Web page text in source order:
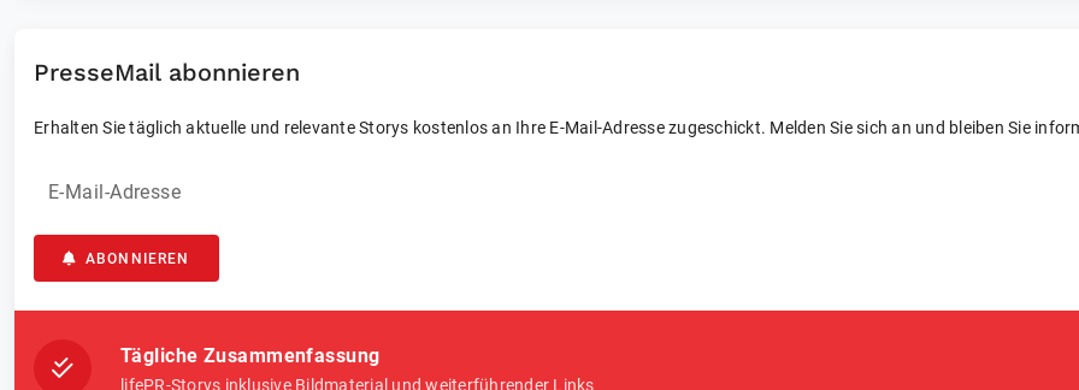
PresseMail abonnieren
Erhalten Sie täglich aktuelle und relevante Storys kostenlos an Ihre E-Mail-Adresse zugeschickt. Melden Sie sich an und bleiben Sie
E-Mail-Adresse
ABONNIEREN
Tägliche Zusammenfassung
lifePR-Storys inklusive Bildmaterial und weiterführender Links